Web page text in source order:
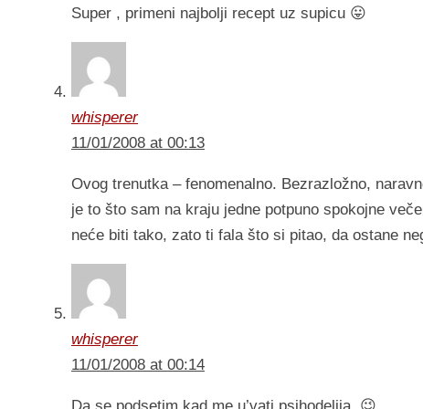
Super , primeni najbolji recept uz supicu 😛
whisperer
11/01/2008 at 00:13
Ovog trenutka – fenomenalno. Bezrazložno,
je to što sam na kraju jedne potpuno spokojne
neće biti tako, zato ti fala što si pitao, da ostane
whisperer
11/01/2008 at 00:14